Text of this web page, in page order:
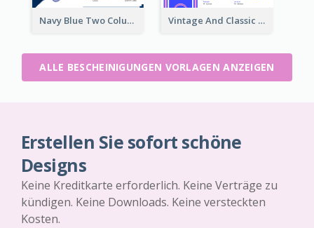
Navy Blue Two Columns Certificate Design Idea Vintage And Classic Vibrant Certificate Design Ideas
ALLE BESCHEINIGUNGEN VORLAGEN ANZEIGEN
Erstellen Sie sofort schöne
Designs
Keine Kreditkarte erforderlich. Keine Verträge zu
kündigen. Keine Downloads. Keine versteckten
Kosten.